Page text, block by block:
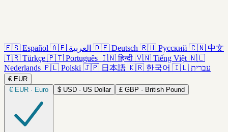
🇪🇸 Español 🇦🇪 العربية 🇩🇪 Deutsch 🇷🇺 Русский 🇨🇳 中文
🇹🇷 Türkçe 🇵🇹 Português 🇮🇳 हिन्दी 🇻🇳 Tiếng Việt 🇳🇱
Nederlands 🇵🇱 Polski 🇯🇵 日本語 🇰🇷 한국어 🇮🇱 עברית
€ EUR
€ EUR · Euro $ USD · US Dollar £ GBP · British Pound